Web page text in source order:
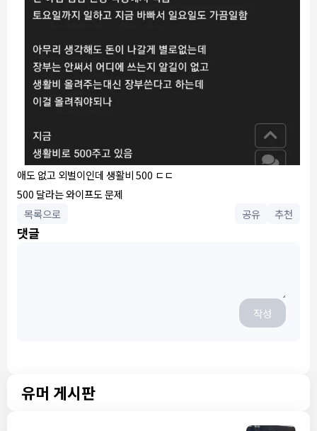
애도 없고 외벌이인데 생활비 500 ㄷㄷ
500 달라는 와이프도 문제
목록으로
공유 추천
댓글
작성
유머 게시판